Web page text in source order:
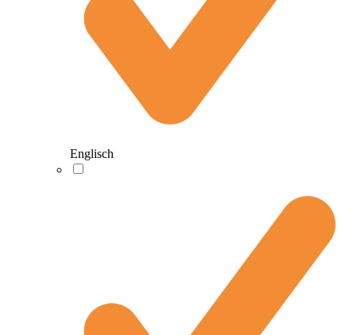
Englisch